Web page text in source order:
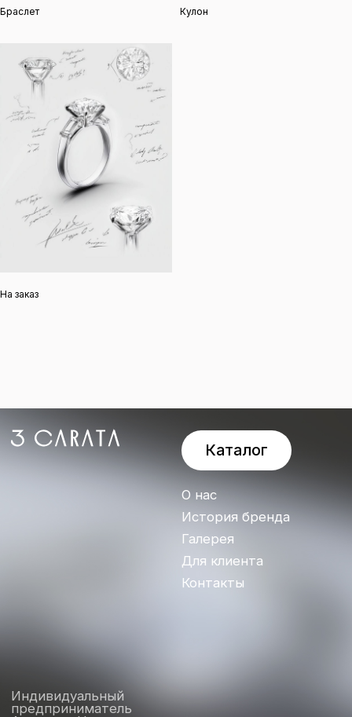
Браслет Кулон
На заказ
предприниматель
Алдухова Наталия
317774600214707
ИНН: 505015276406
Политика
конфиденциальности